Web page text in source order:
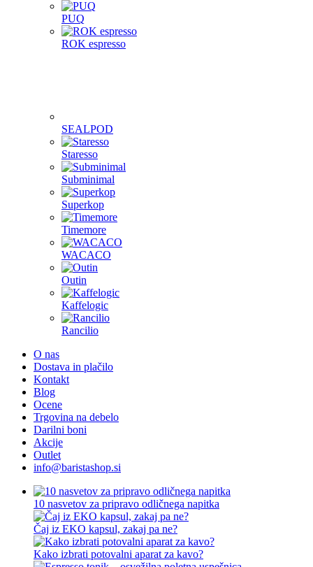
PUQ
ROK espresso
SEALPOD
Staresso
Subminimal
Superkop
Timemore
WACACO
Outin
Kaffelogic
Rancilio
O nas
Dostava in plačilo
Kontakt
Blog
Ocene
Trgovina na debelo
Darilni boni
Akcije
Outlet
info@baristashop.si
10 nasvetov za pripravo odličnega napitka
Čaj iz EKO kapsul, zakaj pa ne?
Kako izbrati potovalni aparat za kavo?